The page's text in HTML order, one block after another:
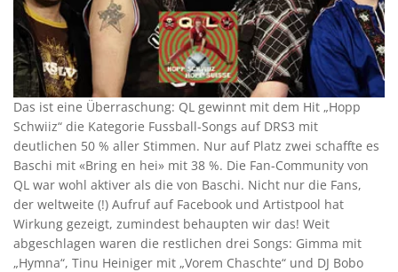
Das ist eine Überraschung: QL gewinnt mit dem Hit „Hopp
Schwiiz“ die Kategorie Fussball-Songs auf DRS3 mit
deutlichen 50 % aller Stimmen. Nur auf Platz zwei schaffte es
Baschi mit «Bring en hei» mit 38 %. Die Fan-Community von
QL war wohl aktiver als die von Baschi. Nicht nur die Fans,
der weltweite (!) Aufruf auf Facebook und Artistpool hat
Wirkung gezeigt, zumindest behaupten wir das! Weit
abgeschlagen waren die restlichen drei Songs: Gimma mit
„Hymna“, Tinu Heiniger mit „Vorem Chaschte“ und DJ Bobo